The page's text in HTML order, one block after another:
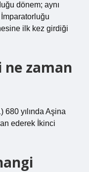
dönem; aynı
ilk kez girdiği
zaman
680 yılında Aşina
ederek İkinci